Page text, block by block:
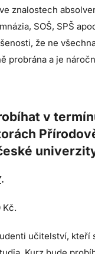
znalostech
SOŠ, SPŠ
že ne
probrána a je
v
.
Kč.
učitelství, kteří